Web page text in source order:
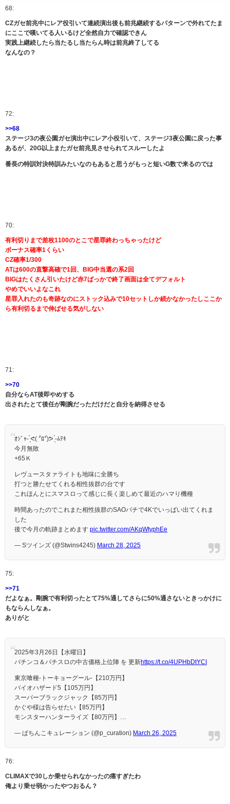
68:
CZガセ前兆中にレア役引いて連続演出後も前兆継続するパターンで外れてたま
にここで嘆いてる人いるけど全然自力で確認できん
実践上継続したら当たるし当たらん時は前兆終了してる
なんなの？
72:
>>68
ステージ3の夜公園ガセ演出中にレア小役引いて、ステージ3夜公園に戻った事
あるが、20G以上またガセ前兆見させられてスルーしたよ
番長の特訓対決特訓みたいなのもあると思うがもっと短いG数で来るのでは
70:
有利切りまで差枚1100のとこで星罪終わっちゃったけど
ボーナス確率1くらい
CZ確率1/300
ATは600の直撃高確で1回、BIG中当選の系2回
BIGはたくさん引いたけど赤7ばっかで終了画面は全てデフォルト
やめでいいよなこれ
星罪入れたのも奇跡なのにストック込みで10セットしか続かなかったしここか
ら有利切るまで伸ばせる気がしない
71:
>>70
自分ならAT後即やめする
出されたとて後任が剛腕だっただけだと自分を納得させる
ｵｼﾞｬ- ̗̀ᕙ( °̀ﾛ°́)ᕗ ̖́-ﾑﾃｷ
今月無敗
+65Ｋ
レヴュースタァライトも地味に全勝ち
打つと勝たせてくれる相性抜群の台です
これほんとにスマスロって感じに長く楽しめて最近のハマり機種
時間あったのでこれまた相性抜群のSAOパチで4Kでいっぱい出てくれま
した
後で今月の軌跡まとめます pic.twitter.com/AKqWtyphEe
— Sツインズ (@Stwins4245) March 28, 2025
75:
>>71
だよなぁ。剛腕で有利切ったとて75%通してさらに50%通さないときっかけに
もならんしなぁ。
ありがと
2025年3月26日【水曜日】
パチンコ＆パチスロの中古価格上位陣 を 更新https://t.co/4UPHbDtYCI
東京喰種-トーキョーグール-【210万円】
バイオハザード5【105万円】
スーパーブラックジャック【85万円】
かぐや様は告らせたい【85万円】
モンスターハンターライズ【80万円】…
— ぱちんこキュレーション (@p_curation) March 26, 2025
76:
CLIMAXで30しか乗せられなかったの痛すぎたわ
俺より乗せ弱かったやつおるん？